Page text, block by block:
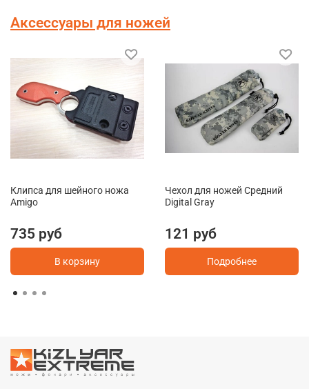
Аксессуары для ножей
Клипса для шейного ножа
Amigo
735 руб
В корзину
Чехол для ножей Средний
Digital Gray
121 руб
Подробнее